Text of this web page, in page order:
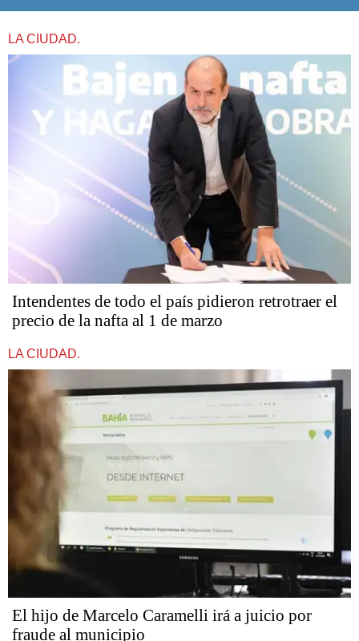
LA CIUDAD.
Intendentes de todo el país pidieron retrotraer el
precio de la nafta al 1 de marzo
LA CIUDAD.
​​​​​El hijo de Marcelo Caramelli irá a juicio por
fraude al municipio